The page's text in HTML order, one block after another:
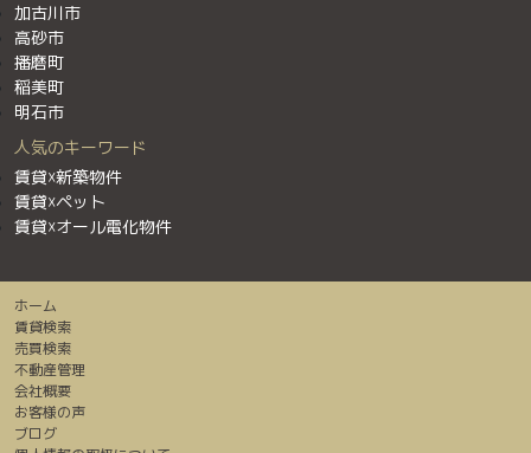
加古川市
高砂市
播磨町
稲美町
明石市
人気のキーワード
賃貸☓新築物件
賃貸☓ペット
賃貸☓オール電化物件
ホーム
賃貸検索
売買検索
不動産管理
会社概要
お客様の声
ブログ